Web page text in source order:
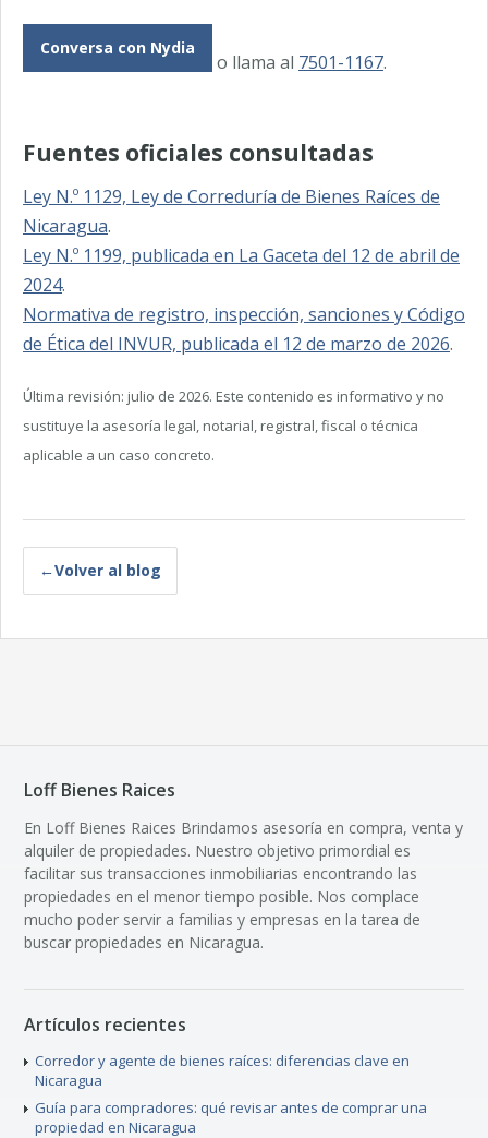
Conversa con Nydia
o llama al 7501-1167.
Fuentes oficiales consultadas
Ley N.º 1129, Ley de Correduría de Bienes Raíces de
Nicaragua.
Ley N.º 1199, publicada en La Gaceta del 12 de abril de
2024.
Normativa de registro, inspección, sanciones y Código
de Ética del INVUR, publicada el 12 de marzo de 2026.
Última revisión: julio de 2026. Este contenido es informativo y no
sustituye la asesoría legal, notarial, registral, fiscal o técnica
aplicable a un caso concreto.
←Volver al blog
Loff Bienes Raices
En Loff Bienes Raices Brindamos asesoría en compra, venta y
alquiler de propiedades. Nuestro objetivo primordial es
facilitar sus transacciones inmobiliarias encontrando las
propiedades en el menor tiempo posible. Nos complace
mucho poder servir a familias y empresas en la tarea de
buscar propiedades en Nicaragua.
Artículos recientes
Corredor y agente de bienes raíces: diferencias clave en
Nicaragua
Guía para compradores: qué revisar antes de comprar una
propiedad en Nicaragua